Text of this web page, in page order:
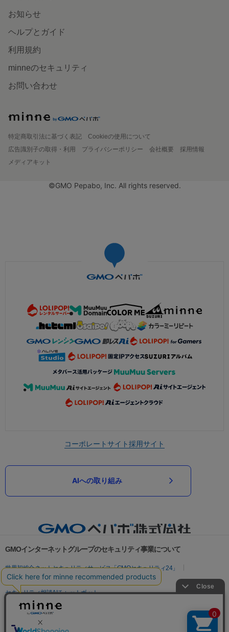
お知らせ
ヘルプとガイド
利用規約
minneのセキュリティ
お問い合わせ
特定商取引法に基づく表記
Cookieの使用について
広告識別子の取得・利用
プライバシーポリシー 会社概要
採用情報
メディアキット
©GMO Pepabo, Inc. All rights reserved.
コーポレートサイト採用サイト
AIへの取り組み
GMOインターネットグループのセキュリティ事業について
世界初総合ネットセキュリティサービス「GMOセキュリティ24」
パスワード漏洩診断
Webサイトリスク診断
セキュリティ相談AIチャットボット
実在証明・盗聴対策